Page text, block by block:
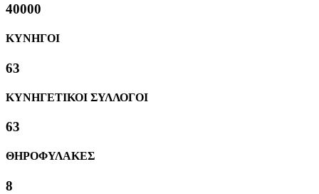
40000
ΚΥΝΗΓΟΙ
63
ΚΥΝΗΓΕΤΙΚΟΙ ΣΥΛΛΟΓΟΙ
63
ΘΗΡΟΦΥΛΑΚΕΣ
8